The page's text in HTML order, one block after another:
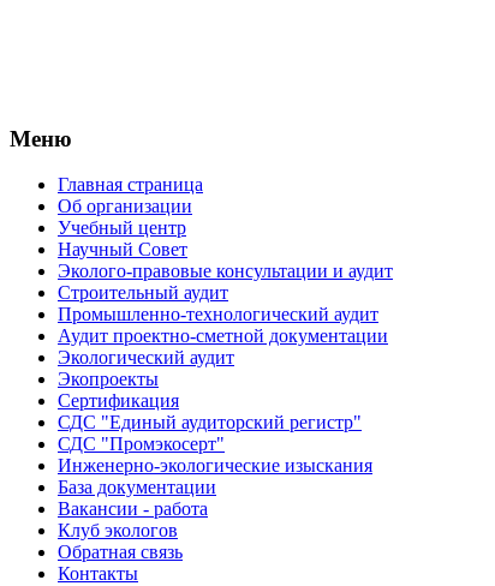
Меню
Главная страница
Об организации
Учебный центр
Научный Совет
Эколого-правовые консультации и аудит
Строительный аудит
Промышленно-технологический аудит
Аудит проектно-сметной документации
Экологический аудит
Экопроекты
Сертификация
СДС "Единый аудиторский регистр"
СДС "Промэкосерт"
Инженерно-экологические изыскания
База документации
Вакансии - работа
Клуб экологов
Обратная связь
Контакты